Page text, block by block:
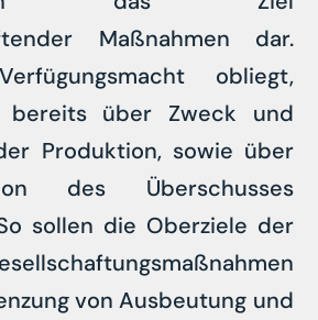
Maßnahmen dar.
obliegt,
bereits über Zweck und
Produktion, sowie über
des Überschusses
sollen die Oberziele der
von Ausbeutung und